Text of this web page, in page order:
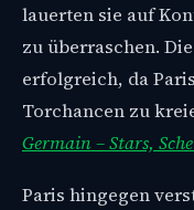
lauerten sie auf
zu überraschen.
erfolgreich, da
Torchancen zu
Germain – Stars,
Paris hingegen